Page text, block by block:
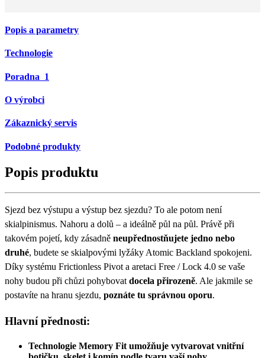
Popis a parametry
Technologie
Poradna 1
O výrobci
Zákaznický servis
Podobné produkty
Popis produktu
Sjezd bez výstupu a výstup bez sjezdu? To ale potom není
skialpinismus. Nahoru a dolů – a ideálně půl na půl. Právě při
takovém pojetí, kdy zásadně neupřednostňujete jedno nebo
druhé, budete se skialpovými lyžáky Atomic Backland spokojeni.
Díky systému Frictionless Pivot a aretaci Free / Lock 4.0 se vaše
nohy budou při chůzi pohybovat docela přirozeně. Ale jakmile se
postavíte na hranu sjezdu, poznáte tu správnou oporu.
Hlavní přednosti:
Technologie Memory Fit umožňuje vytvarovat vnitřní